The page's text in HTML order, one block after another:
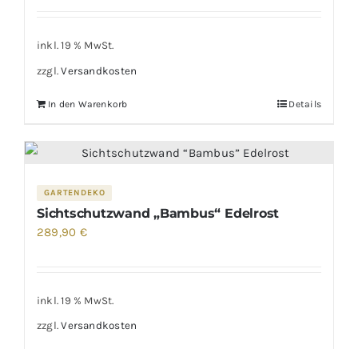
inkl. 19 % MwSt.
zzgl.Versandkosten
In den Warenkorb Details
GARTENDEKO
Sichtschutzwand „Bambus“ Edelrost
289,90 €
inkl. 19 % MwSt.
zzgl.Versandkosten